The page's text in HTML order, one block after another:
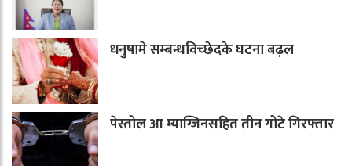
धनुषामे सम्बन्धविच्छेदके घटना बढ़ल
पेस्तोल आ म्याग्जिनसहित तीन गोटे गिरफ्तार